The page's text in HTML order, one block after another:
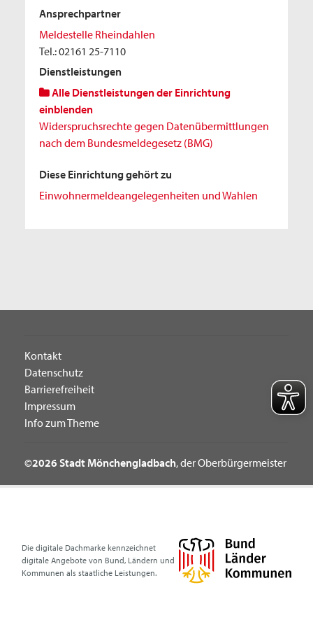
Ansprechpartner
Meldestelle Rheindahlen
Tel.: 02161 25-7110
Dienstleistungen
Alle Dienstleistungen der Einrichtung
einblenden
Widerspruchsrechte gegen Datenübermittlungen
nach dem Bundesmeldegesetz (BMG)
Diese Einrichtung gehört zu
Einwohnermeldeangelegenheiten und Wahlen
Kontakt
Datenschutz
Barrierefreiheit
Impressum
Info zum Theme
©2026 Stadt Mönchengladbach, der Oberbürgermeister
Die digitale Dachmarke kennzeichnet
digitale Angebote von Bund, Ländern und
Kommunen als staatliche Leistungen.